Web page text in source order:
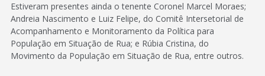
Estiveram presentes ainda o tenente Coronel Marcel Moraes;
Andreia Nascimento e Luiz Felipe, do Comitê Intersetorial de
Acompanhamento e Monitoramento da Política para
População em Situação de Rua; e Rúbia Cristina, do
Movimento da População em Situação de Rua, entre outros.